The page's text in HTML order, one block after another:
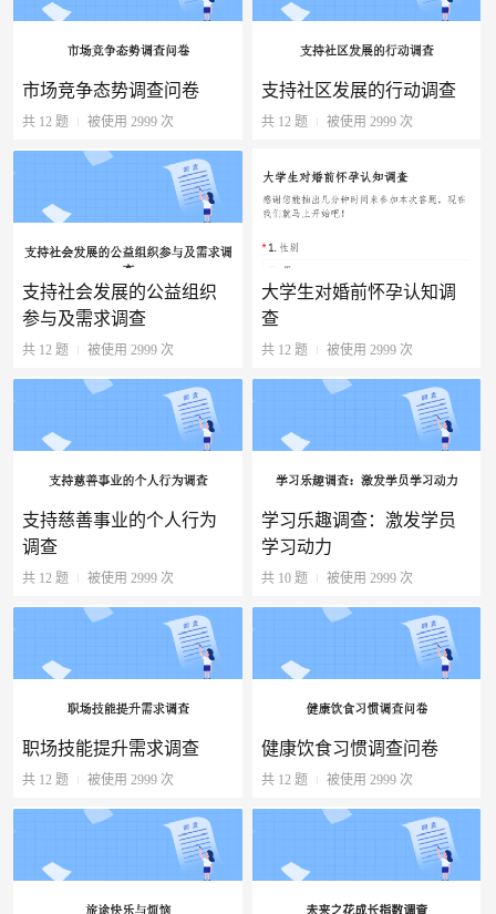
市场竞争态势调查问卷
共 12 题 被使用 2999 次
支持社区发展的行动调查
共 12 题 被使用 2999 次
支持社会发展的公益组织
参与及需求调查
共 12 题 被使用 2999 次
大学生对婚前怀孕认知调
查
共 12 题 被使用 2999 次
支持慈善事业的个人行为
调查
共 12 题 被使用 2999 次
学习乐趣调查：激发学员
学习动力
共 10 题 被使用 2999 次
职场技能提升需求调查
共 12 题 被使用 2999 次
健康饮食习惯调查问卷
共 12 题 被使用 2999 次